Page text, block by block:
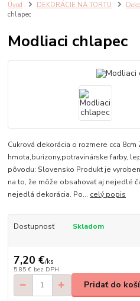
Úvod DEKORÁCIE NA TORTU
chlapec
Modliaci chlapec
Cukrová dekorácia o rozmere cca
hmota,burizony,potravinárske farby,
pôvodu: Slovensko Produkt je
na to, že môže obsahovať aj nejedlé
nejedlá dekorácia. Po... celý popis
Dostupnosť Skladom
7,20 €/ks
5,85 € bez DPH
Pridať do